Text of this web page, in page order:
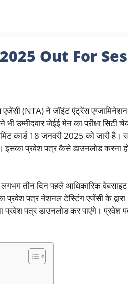
Out For
एजेंसी (NTA) ने जॉइंट एंट्रेंस
उम्मीदवार जेईई मेन का परीक्षा सिटी
कार्ड 18 जनवरी 2025 को जारी है।
इसका प्रवेश पत्र कैसे डाउनलोड करना
तीन दिन पहले आधिकारिक वेबसाइट
प्रवेश पत्र नेशनल टेस्टिंग एजेंसी के
पत्र डाउनलोड कर पाएंगे। प्रवेश